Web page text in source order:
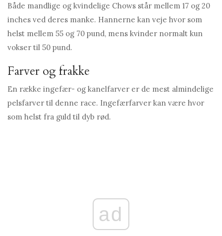
Både mandlige og kvindelige Chows står mellem 17 og 20
inches ved deres manke. Hannerne kan veje hvor som
helst mellem 55 og 70 pund, mens kvinder normalt kun
vokser til 50 pund.
Farver og frakke
En række ingefær- og kanelfarver er de mest almindelige
pelsfarver til denne race. Ingefærfarver kan være hvor
som helst fra guld til dyb rød.
ad